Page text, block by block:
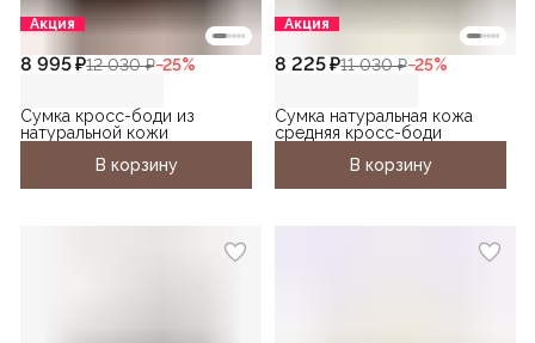
Акция
8 995 ₽12 030 ₽−25%
Сумка кросс-боди из
натуральной кожи
В корзину
Акция
8 225 ₽11 030 ₽−25%
Сумка натуральная кожа
средняя кросс-боди
В корзину